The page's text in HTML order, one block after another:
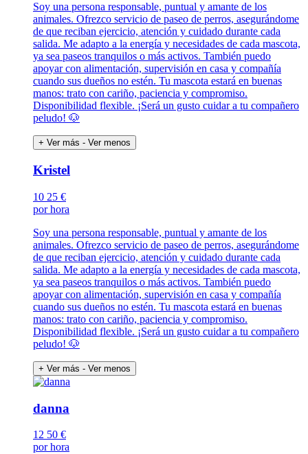
Soy una persona responsable, puntual y amante de los
animales. Ofrezco servicio de paseo de perros, asegurándome
de que reciban ejercicio, atención y cuidado durante cada
salida. Me adapto a la energía y necesidades de cada mascota,
ya sea paseos tranquilos o más activos. También puedo
apoyar con alimentación, supervisión en casa y compañía
cuando sus dueños no estén. Tu mascota estará en buenas
manos: trato con cariño, paciencia y compromiso.
Disponibilidad flexible. ¡Será un gusto cuidar a tu compañero
peludo! 🐶
+ Ver más - Ver menos
Kristel
10 25 €
por hora
Soy una persona responsable, puntual y amante de los
animales. Ofrezco servicio de paseo de perros, asegurándome
de que reciban ejercicio, atención y cuidado durante cada
salida. Me adapto a la energía y necesidades de cada mascota,
ya sea paseos tranquilos o más activos. También puedo
apoyar con alimentación, supervisión en casa y compañía
cuando sus dueños no estén. Tu mascota estará en buenas
manos: trato con cariño, paciencia y compromiso.
Disponibilidad flexible. ¡Será un gusto cuidar a tu compañero
peludo! 🐶
+ Ver más - Ver menos
danna
12 50 €
por hora